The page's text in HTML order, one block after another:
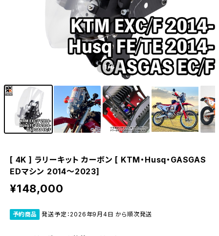
1/6
[ 4K ] ラリーキット カーボン [ KTM・Husq・GASGAS
EDマシン 2014～2023]
¥148,000
予約商品 発送予定：2026年9月4日 から順次発送